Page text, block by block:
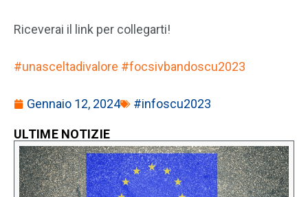
Riceverai il link per collegarti!
#unasceltadivalore #focsivbandoscu2023
Gennaio 12, 2024 #infoscu2023
ULTIME NOTIZIE